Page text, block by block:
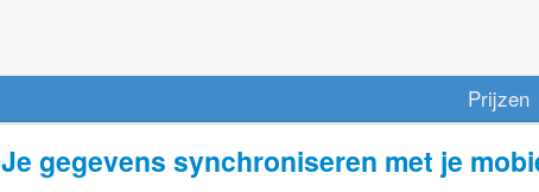
Prijzen
Je gegevens synchroniseren met je